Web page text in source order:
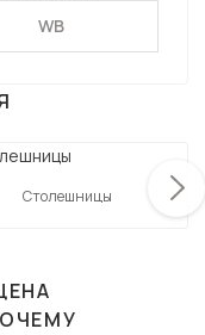
WB
Столешницы